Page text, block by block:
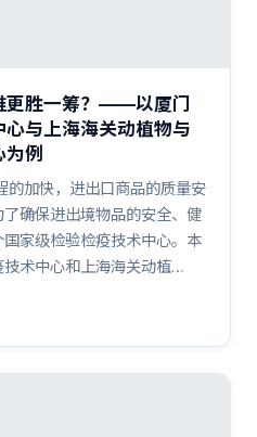
更胜一筹？——以厦门
与上海海关动植物与
例
的加快，进出口商品的质量安
确保进出境物品的安全、健
家级检验检疫技术中心。本
术中心和上海海关动植…